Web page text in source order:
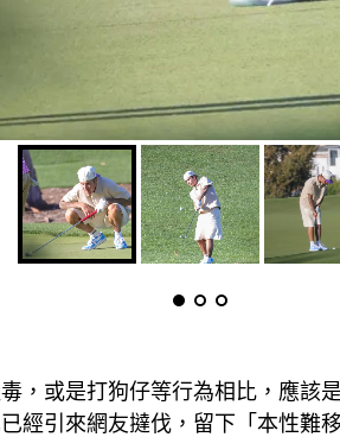
，或是打狗仔等行為相比，應該
經引來網友撻伐，留下「本性難